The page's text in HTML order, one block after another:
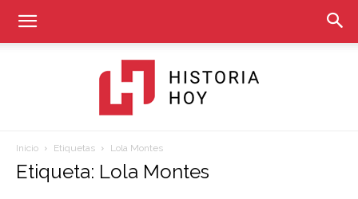
Inicio Etiquetas Lola Montes
Etiqueta: Lola Montes